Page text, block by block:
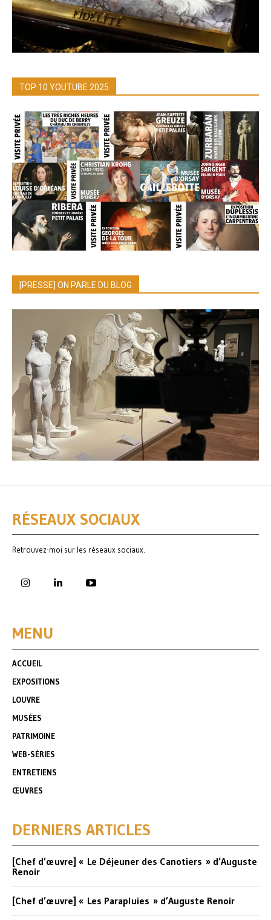
TOP 10 YOUTUBE 2025
[PRESSE] ON PARLE DU BLOG
RÉSEAUX SOCIAUX
Retrouvez-moi sur les réseaux sociaux.
MENU
ACCUEIL
EXPOSITIONS
LOUVRE
MUSÉES
PATRIMOINE
WEB-SÉRIES
ENTRETIENS
ŒUVRES
DERNIERS ARTICLES
[Chef d’œuvre] « Le Déjeuner des Canotiers » d’Auguste
Renoir
[Chef d’œuvre] « Les Parapluies » d’Auguste Renoir